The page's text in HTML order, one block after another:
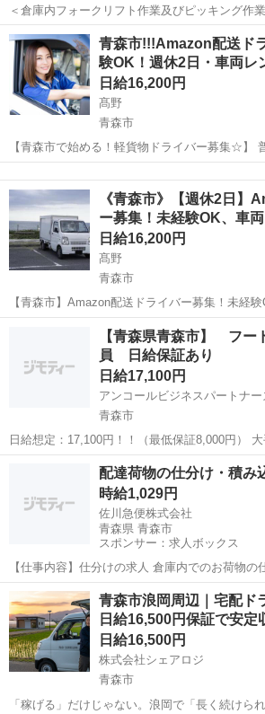
＜倉庫内フォークリフト作業及びピッキング作
ピッキング作業 ・ピッキングする商品を上部に
クリフトにて下段へ降ろす作業 ・トラックにて
ークリフトで倉庫内へ移動し予備棚...
青森 青森市 新青森駅 ドライバー
青森市!!!Amazon配送ド
験OK！週休2日・車両
日給16,200円
髙野
青森市
【青森市で始める！軽貨物ドライバー募集☆】
験OK！大手企業との連携で【安定した配送】が
は、地域への荷物配達（軽量中心）。「直行直
簡単管理」など、プライベートとの...
《青森市》【週休2日】
ー募集！未経験OK、車
日給16,200円
髙野
青森市
【青森市】Amazon配送ドライバー募集！未経
ート！ 〖★週休2日制でプライベートも充実★
ライバー！青森県青森市で新しいキャリアを始
があれば学歴・職歴・年齢...
ドライバー Amazon
【青森県青森市】 フー
員 日給保証あり
日給17,100円
アンコールビジネスパートナ
青森市
日給想定：17,100円！！（最低保証8,000円）
サイトの配送案件です！！ 自転車、原付、バイ
になります！！ （※車はリースできます！！）
拡大につき、...
青森市 ドライバー 1件
配達荷物の仕分け・積み
時給1,029円
佐川急便株式会社
青森県 青森市
スポンサー：求人ボックス
【仕事内容】仕分けの求人 倉庫内でのお荷物の
アルバイトでも年2回の賞与あり アルバイト・
ふ、シニアみなさん活躍中 充実した研修制度や
て働くことが出来ます 仕分けの仕事は...
アルバイト・パート
青森市浪岡周辺｜宅配ド
日給16,500円保証で安
日給16,500円
株式会社シェアロジ
青森市
「稼げる」だけじゃない。浪岡で「長く続けら